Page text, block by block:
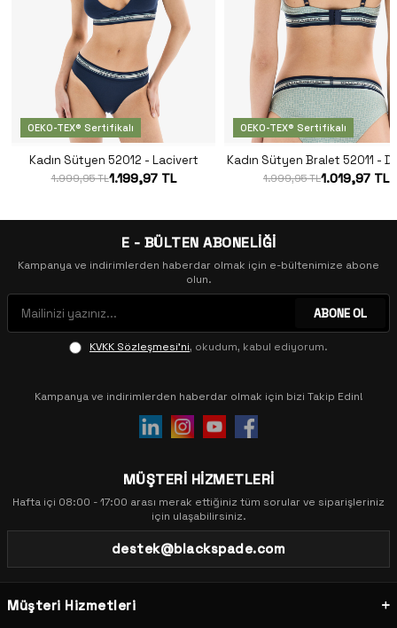
OEKO-TEX® Sertifikalı
Kadın Sütyen 52012 - Lacivert
1.999,95 TL1.199,97 TL
OEKO-TEX® Sertifikalı
Kadın Sütyen Bralet 52011 -
1.999,95 TL1.019,97 TL
E - BÜLTEN ABONELİĞİ
Kampanya ve indirimlerden haberdar olmak için e-bültenimize abone
olun.
ABONE OL
KVKK Sözleşmesi'ni, okudum, kabul ediyorum.
Kampanya ve indirimlerden haberdar olmak için bizi Takip Edin!
MÜŞTERİ HİZMETLERİ
Hafta içi 08:00 - 17:00 arası merak ettiğiniz tüm sorular ve siparişleriniz
için ulaşabilirsiniz.
destek@blackspade.com
Müşteri Hizmetleri